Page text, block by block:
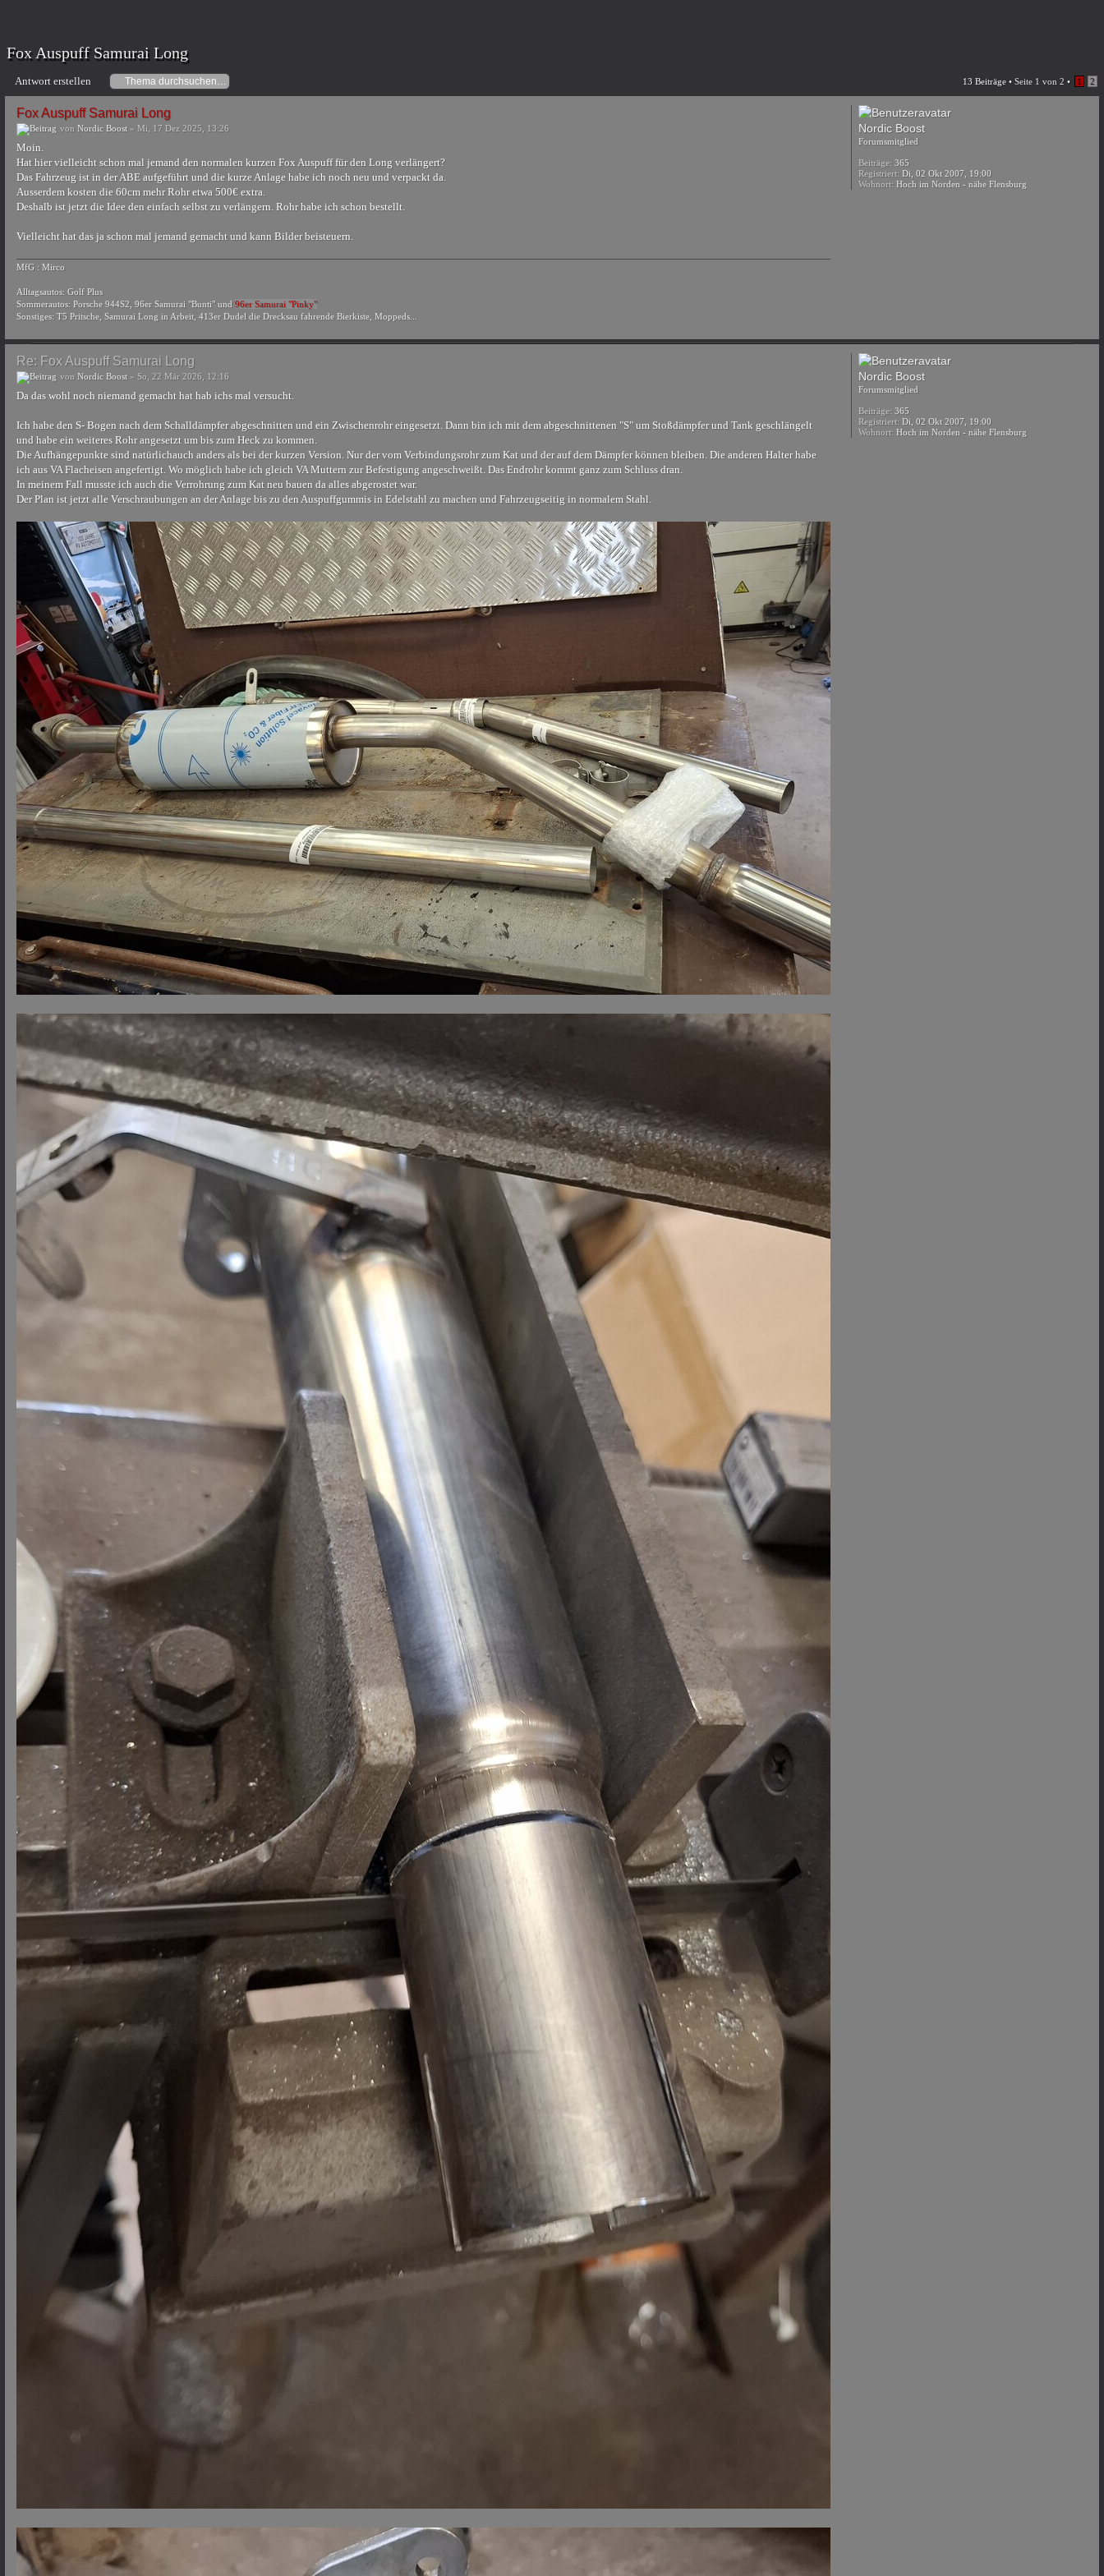
Fox Auspuff Samurai Long
Antwort erstellen 13 Beiträge • Seite 1 von 2 • 1 2
Fox Auspuff Samurai Long
von Nordic Boost » Mi, 17 Dez 2025, 13:26
Moin.
Hat hier vielleicht schon mal jemand den normalen kurzen Fox Auspuff für den Long verlängert?
Das Fahrzeug ist in der ABE aufgeführt und die kurze Anlage habe ich noch neu und verpackt da.
Ausserdem kosten die 60cm mehr Rohr etwa 500€ extra.
Deshalb ist jetzt die Idee den einfach selbst zu verlängern. Rohr habe ich schon bestellt.
Vielleicht hat das ja schon mal jemand gemacht und kann Bilder beisteuern.
MfG : Mirco
Alltagsautos: Golf Plus
Sommerautos: Porsche 944S2, 96er Samurai "Bunti" und 96er Samurai "Pinky"
Sonstiges: T5 Pritsche, Samurai Long in Arbeit, 413er Dudel die Drecksau fahrende Bierkiste, Moppeds...
Nordic Boost
Forumsmitglied
Beiträge: 365
Registriert: Di, 02 Okt 2007, 19:00
Wohnort: Hoch im Norden - nähe Flensburg
Re: Fox Auspuff Samurai Long
von Nordic Boost » So, 22 Mär 2026, 12:16
Da das wohl noch niemand gemacht hat hab ichs mal versucht.
Ich habe den S- Bogen nach dem Schalldämpfer abgeschnitten und ein Zwischenrohr eingesetzt. Dann bin ich mit dem abgeschnittenen "S" um Stoßdämpfer und Tank geschlängelt
und habe ein weiteres Rohr angesetzt um bis zum Heck zu kommen.
Die Aufhängepunkte sind natürlichauch anders als bei der kurzen Version. Nur der vom Verbindungsrohr zum Kat und der auf dem Dämpfer können bleiben. Die anderen Halter habe
ich aus VA Flacheisen angefertigt. Wo möglich habe ich gleich VA Muttern zur Befestigung angeschweißt. Das Endrohr kommt ganz zum Schluss dran.
In meinem Fall musste ich auch die Verrohrung zum Kat neu bauen da alles abgerostet war.
Der Plan ist jetzt alle Verschraubungen an der Anlage bis zu den Auspuffgummis in Edelstahl zu machen und Fahrzeugseitig in normalem Stahl.
Nordic Boost
Forumsmitglied
Beiträge: 365
Registriert: Di, 02 Okt 2007, 19:00
Wohnort: Hoch im Norden - nähe Flensburg